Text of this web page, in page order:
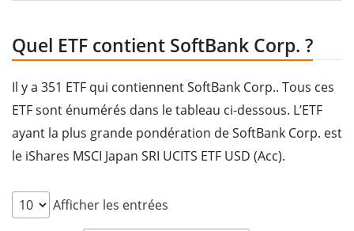
Quel ETF contient SoftBank Corp. ?
Il y a 351 ETF qui contiennent SoftBank Corp.. Tous ces
ETF sont énumérés dans le tableau ci-dessous. L’ETF
ayant la plus grande pondération de SoftBank Corp. est
le iShares MSCI Japan SRI UCITS ETF USD (Acc).
Afficher les entrées